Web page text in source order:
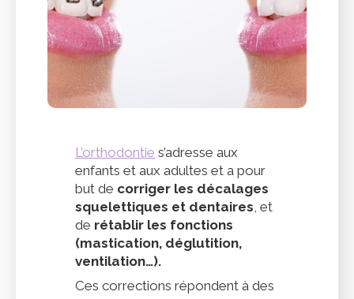
L’orthodontie s’adresse aux
enfants et aux adultes et a pour
but de corriger les décalages
squelettiques et dentaires, et
de rétablir les fonctions
(mastication, déglutition,
ventilation…).
Ces corrections répondent à des